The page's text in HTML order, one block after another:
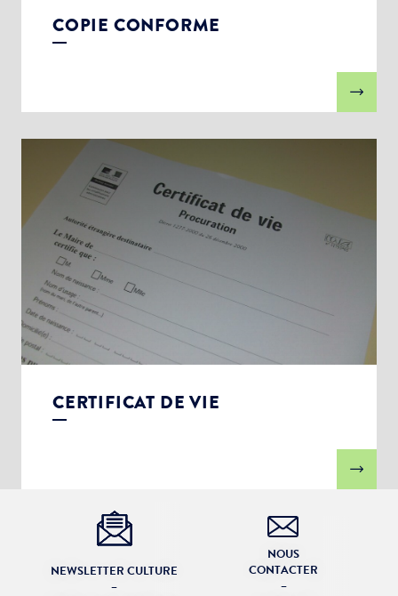
COPIE CONFORME
CERTIFICAT DE VIE
NEWSLETTER CULTURE
–
NOUS
CONTACTER
–